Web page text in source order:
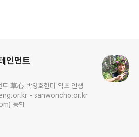
인먼트
트 草心 박영호헌터 약초 인생
통합